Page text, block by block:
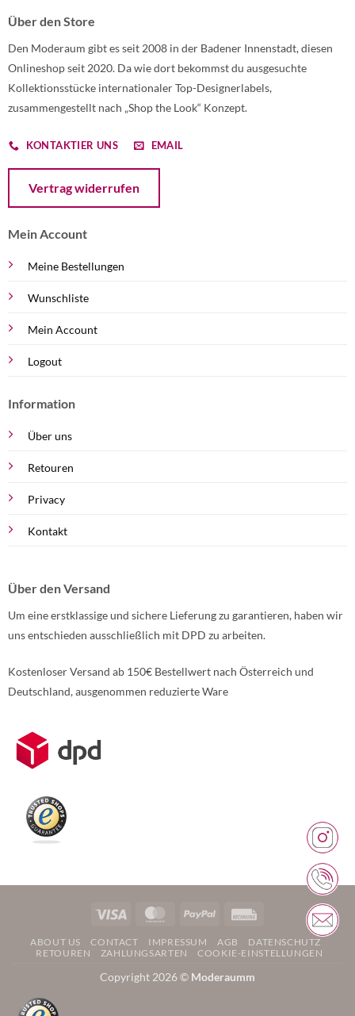
Über den Store
Den Moderaum gibt es seit 2008 in der Badener Innenstadt, diesen
Onlineshop seit 2020. Da wie dort bekommst du ausgesuchte
Kollektionsstücke internationaler Top-Designerlabels,
zusammengestellt nach „Shop the Look“ Konzept.
KONTAKTIER UNS EMAIL
Vertrag widerrufen
Mein Account
Meine Bestellungen
Wunschliste
Mein Account
Logout
Information
Über uns
Retouren
Privacy
Kontakt
Über den Versand
Um eine erstklassige und sichere Lieferung zu garantieren, haben wir
uns entschieden ausschließlich mit DPD zu arbeiten.
Kostenloser Versand ab 150€ Bestellwert nach Österreich und
Deutschland, ausgenommen reduzierte Ware
Weitere Informationen über den gesperrten Inhalt.
Visa MasterCardPayPal
ABOUT US CONTACT IMPRESSUM AGB
DATENSCHUTZ
RETOUREN
ZAHLUNGSARTEN COOKIE-EINSTELLUNGEN
Copyright 2026 © Moderaumm
Weitere Informationen über den gesperrten Inhalt.